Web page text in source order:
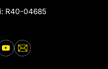
R40-04685